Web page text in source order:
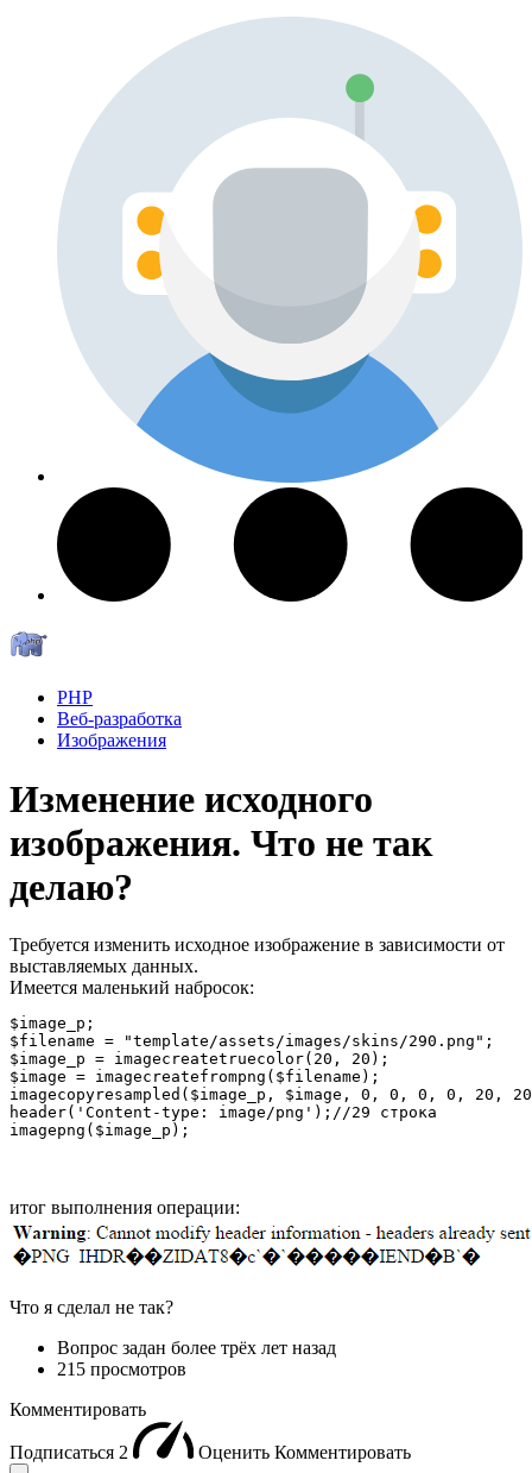
PHP
Веб-разработка
Изображения
Изменение исходного
изображения. Что не так
делаю?
Требуется изменить исходное изображение в зависимости от
выставляемых данных.
Имеется маленький набросок:
$image_p;
$filename = "template/assets/images/skins/290.png";
$image_p = imagecreatetruecolor(20, 20);
$image = imagecreatefrompng($filename);
imagecopyresampled($image_p, $image, 0, 0, 0, 0, 20,
header('Content-type: image/png');//29 строка
imagepng($image_p);
итог выполнения операции:
Что я сделал не так?
Вопрос задан более трёх лет назад
215 просмотров
Комментировать
Подписаться 2 Оценить Комментировать